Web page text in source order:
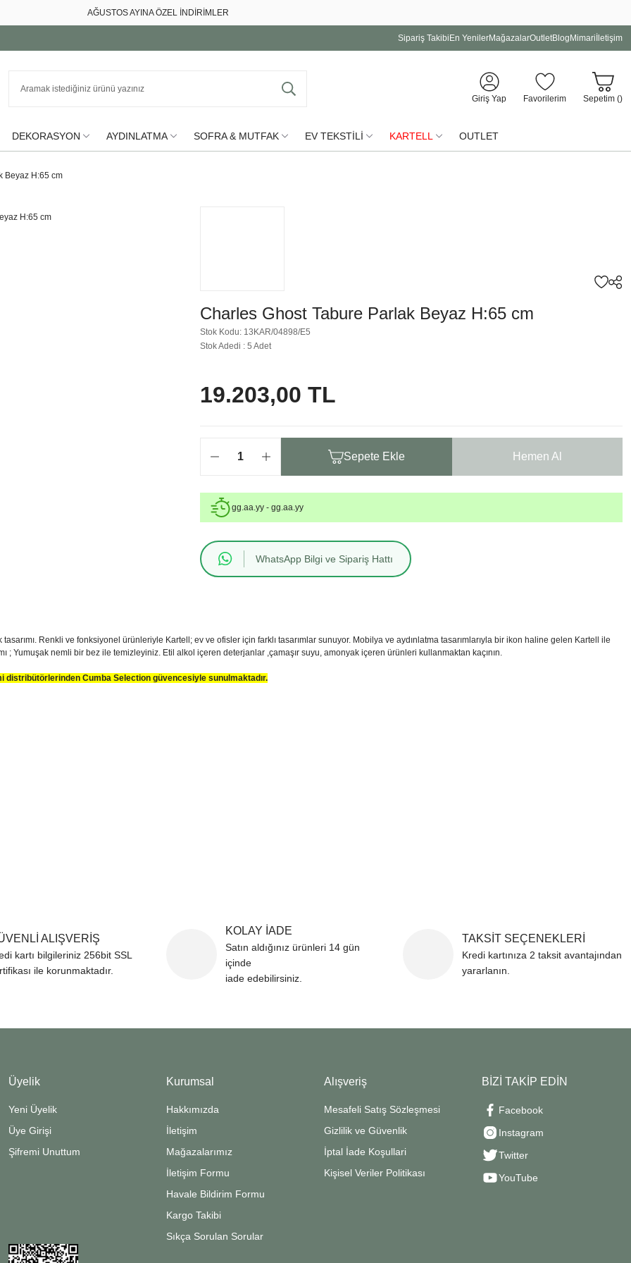
AĞUSTOS AYINA ÖZEL İNDİRİMLER
Sipariş Takibi En YenilerMağazalarOutletBlog Mimari İletişim
Giriş Yap Favorilerim Sepetim ()
DEKORASYON AYDINLATMA SOFRA & MUTFAK EV TEKSTİLİ KARTELL OUTLET
Beyaz H:65 cm
Charles Ghost Tabure Parlak Beyaz H:65 cm
Stok Kodu: 13KAR/04898/E5
Stok Adedi : 5 Adet
19.203,00 TL
Sepete Ekle Hemen Al
gg.aa.yy - gg.aa.yy
WhatsApp Bilgi ve Sipariş Hattı
Renkli ve fonksiyonel ürünleriyle Kartell; ev ve ofisler için farklı tasarımlar sunuyor. Mobilya ve aydınlatma tasarımlarıyla bir ikon haline gelen Kartell ile
; Yumuşak nemli bir bez ile temizleyiniz. Etil alkol içeren deterjanlar ,çamaşır suyu, amonyak içeren ürünleri kullanmaktan kaçının.
distribütörlerinden Cumba Selection güvencesiyle sunulmaktadır.
ALIŞVERİŞ
kartı bilgileriniz 256bit SSL
ile korunmaktadır.
KOLAY İADE
Satın aldığınız ürünleri 14 gün
içinde
iade edebilirsiniz.
TAKSİT SEÇENEKLERİ
Kredi kartınıza 2 taksit avantajından
yararlanın.
Üyelik
Yeni Üyelik
Üye Girişi
Şifremi Unuttum
Kurumsal
Hakkımızda
İletişim
Mağazalarımız
İletişim Formu
Havale Bildirim Formu
Kargo Takibi
Sıkça Sorulan Sorular
Alışveriş
Mesafeli Satış Sözleşmesi
Gizlilik ve Güvenlik
İptal İade Koşullari
Kişisel Veriler Politikası
BİZİ TAKİP EDİN
Facebook
Instagram
Twitter
YouTube